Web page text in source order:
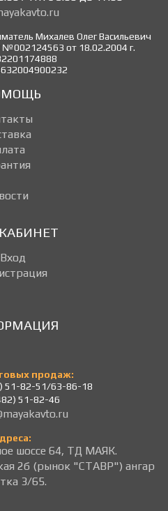
Михалев Олег Васильевич
№002124563 от 18.02.2004 г.
Вход
продаж:
51-82-51/63-86-18
51-82-46
шоссе 64, ТД МАЯК.
2б (рынок "СТАВР") ангар
3/65.